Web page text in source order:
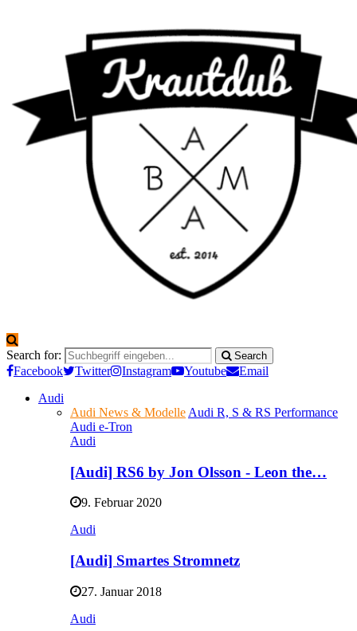
Search for: Search
Facebook Twitter Instagram Youtube
Email
Audi
Audi News & Modelle Audi R, S & RS Performance
Audi e-Tron
Audi
[Audi] RS6 by Jon Olsson - Leon the…
9. Februar 2020
Audi
[Audi] Smartes Stromnetz
27. Januar 2018
Audi